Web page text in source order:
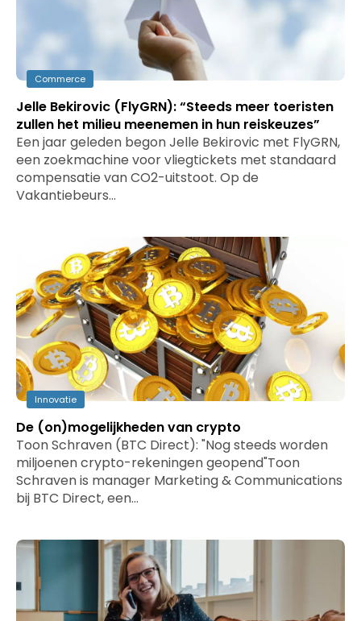
Commerce
Jelle Bekirovic (FlyGRN): “Steeds meer toeristen
zullen het milieu meenemen in hun reiskeuzes”
Een jaar geleden begon Jelle Bekirovic met FlyGRN,
een zoekmachine voor vliegtickets met standaard
compensatie van CO2-uitstoot. Op de
Vakantiebeurs…
Innovatie
De (on)mogelijkheden van crypto
Toon Schraven (BTC Direct): "Nog steeds worden
miljoenen crypto-rekeningen geopend"Toon
Schraven is manager Marketing & Communications
bij BTC Direct, een…